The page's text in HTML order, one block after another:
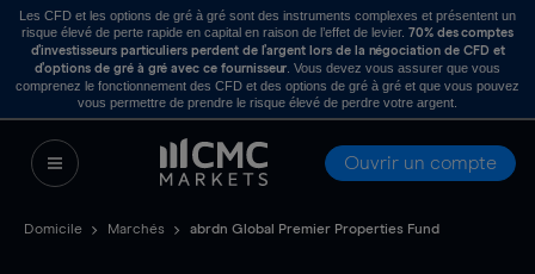
Les CFD et les options de gré à gré sont des instruments complexes et présentent un
risque élevé de perte rapide en capital en raison de l’effet de levier. 70% des comptes
d’investisseurs particuliers perdent de l’argent lors de la négociation de CFD et
d’options de gré à gré avec ce fournisseur . Vous devez vous assurer que vous
comprenez le fonctionnement des CFD et des options de gré à gré et que vous pouvez
vous permettre de prendre le risque élevé de perdre votre argent.
Ouvrir un compte
Domicile Marchés abrdn Global Premier Properties Fund